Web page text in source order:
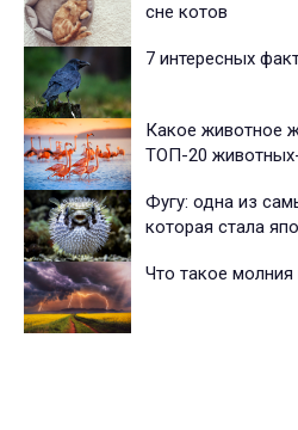
сне котов
7 интересных
Какое животное
ТОП-20
Фугу: одна из
которая стала
Что такое молния